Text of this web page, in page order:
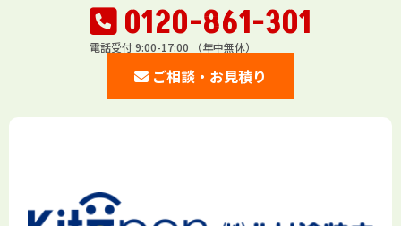
0120-861-301
電話受付 9:00-17:00 （年中無休）
ご相談・お見積り